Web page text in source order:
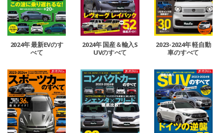
2024年 最新EVのす
べて
2024年 国産＆輸入S
UVのすべて
2023-2024年 軽自動
車のすべて